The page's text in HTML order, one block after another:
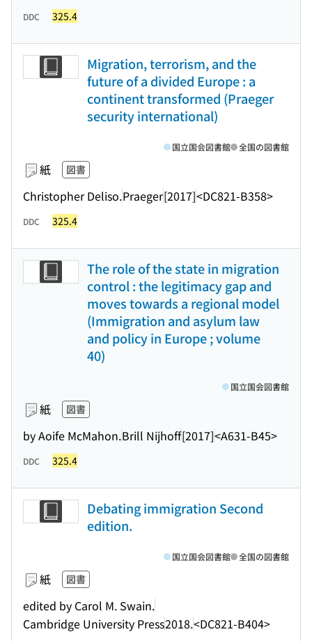
DDC 325.4
Migration, terrorism, and the
future of a divided Europe : a
continent transformed (Praeger
security international)
紙 図書
Christopher Deliso.Praeger[2017]<DC821-B358>
国立国会図書館 全国の図書館
DDC 325.4
The role of the state in migration
control : the legitimacy gap and
moves towards a regional model
(Immigration and asylum law
and policy in Europe ; volume
40)
紙 図書
by Aoife McMahon.Brill Nijhoff[2017]<A631-B45>
国立国会図書館
DDC 325.4
Debating immigration Second
edition.
紙 図書
edited by Carol M. Swain.
Cambridge University Press2018.<DC821-B404>
国立国会図書館 全国の図書館